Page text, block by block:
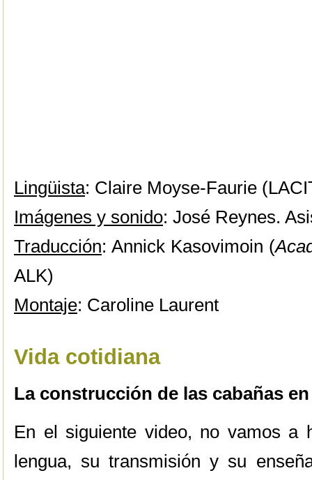
Lingüista: Claire Moyse-Faurie
Imágenes y sonido: José Reynes.
Traducción: Annick Kasovimoin (
ALK)
Montaje: Caroline Laurent
Vida cotidiana
La construcción de las cabañas
En el siguiente video, no vamos a
lengua, su transmisión y su